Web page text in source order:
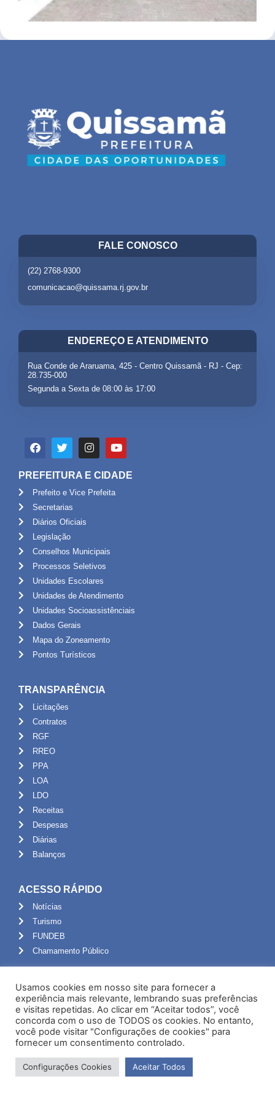
FALE CONOSCO
(22) 2768-9300
comunicacao@quissama.rj.gov.br
ENDEREÇO E ATENDIMENTO
Rua Conde de Araruama, 425 - Centro Quissamã - RJ - Cep:
28.735-000
Segunda a Sexta de 08:00 às 17:00
PREFEITURA E CIDADE
Prefeito e Vice Prefeita
Secretarias
Diários Oficiais
Legislação
Conselhos Municipais
Processos Seletivos
Unidades Escolares
Unidades de Atendimento
Unidades Socioassistênciais
Dados Gerais
Mapa do Zoneamento
Pontos Turísticos
TRANSPARÊNCIA
Licitações
Contratos
RGF
RREO
PPA
LOA
LDO
Receitas
Despesas
Diárias
Balanços
ACESSO RÁPIDO
Notícias
Turismo
FUNDEB
Chamamento Público
Portal do Servidor
Webmail
Administração
Usamos cookies em nosso site para fornecer a
experiência mais relevante, lembrando suas preferências
e visitas repetidas. Ao clicar em “Aceitar todos”, você
concorda com o uso de TODOS os cookies. No entanto,
você pode visitar "Configurações de cookies" para
fornecer um consentimento controlado.
Configurações Cookies Aceitar Todos